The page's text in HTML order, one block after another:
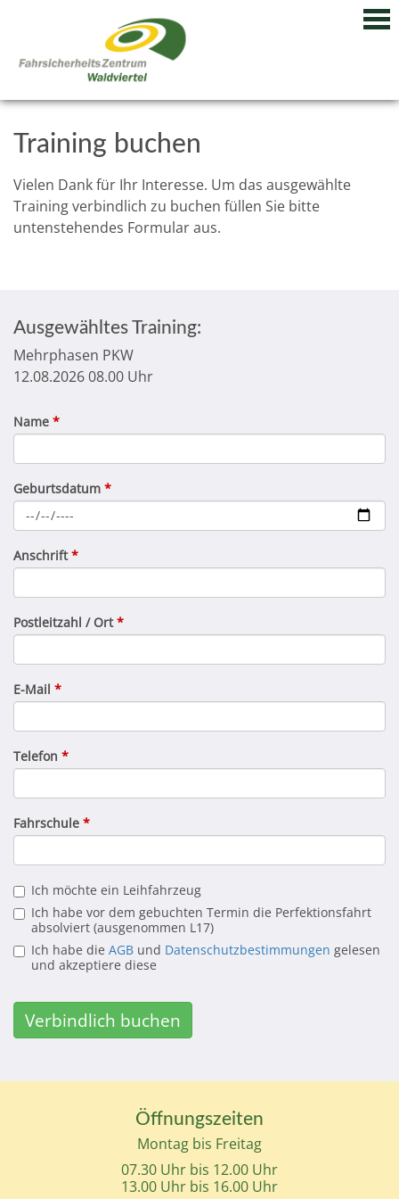
Training buchen
Vielen Dank für Ihr Interesse. Um das ausgewählte
Training verbindlich zu buchen füllen Sie bitte
untenstehendes Formular aus.
Ausgewähltes Training:
Mehrphasen PKW
12.08.2026 08.00 Uhr
Name *
Geburtsdatum *
Anschrift*
Postleitzahl / Ort*
E-Mail *
Telefon *
Fahrschule *
Ich möchte ein Leihfahrzeug
Ich habe vor dem gebuchten Termin die Perfektionsfahrt
absolviert (ausgenommen L17)
Ich habe die AGB und Datenschutzbestimmungen gelesen
und akzeptiere diese
Verbindlich buchen
Öffnungszeiten
Montag bis Freitag
07.30 Uhr bis 12.00 Uhr
13.00 Uhr bis 16.00 Uhr